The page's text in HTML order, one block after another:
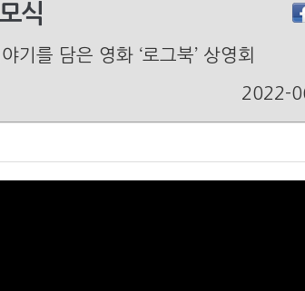
식
기를 담은 영화 ‘로그북’ 상영회
2022-